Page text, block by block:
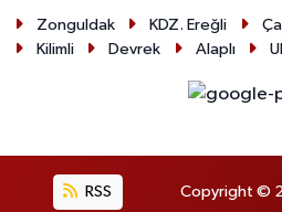
Zonguldak KDZ. Ereğli
Kilimli
Devrek Alaplı
RSS Copyright ©